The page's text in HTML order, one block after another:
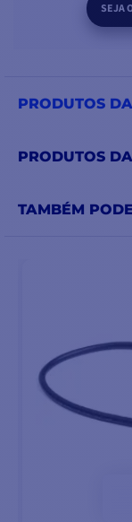
SEJA
PRODUTOS
PRODUTOS
TAMBÉM